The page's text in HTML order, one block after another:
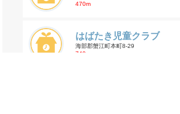
470m
はばたき児童クラブ
海部郡蟹江町本町8-29
749m